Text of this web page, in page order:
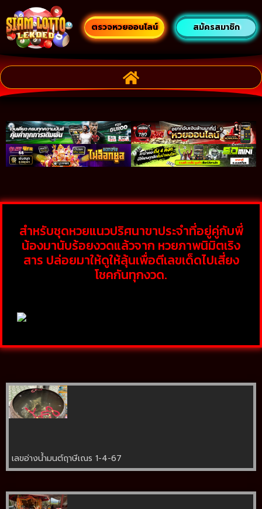
ตรวจหวยออนไลน์ สมัครสมาชิก
สำหรับชุดหวยแนวปริศนาขาประจำที่อยู่คู่กับพี่
น้องมานับร้อยงวดแล้วจาก หวยภาพนิมิตเริง
สาร ปล่อยมาให้ดูให้ลุ้นเพื่อตีเลขเด็ดไปเสี่ยง
โชคกันทุกงวด.
เลขอ่างน้ำมนต์ฤาษีเณร 1-4-67